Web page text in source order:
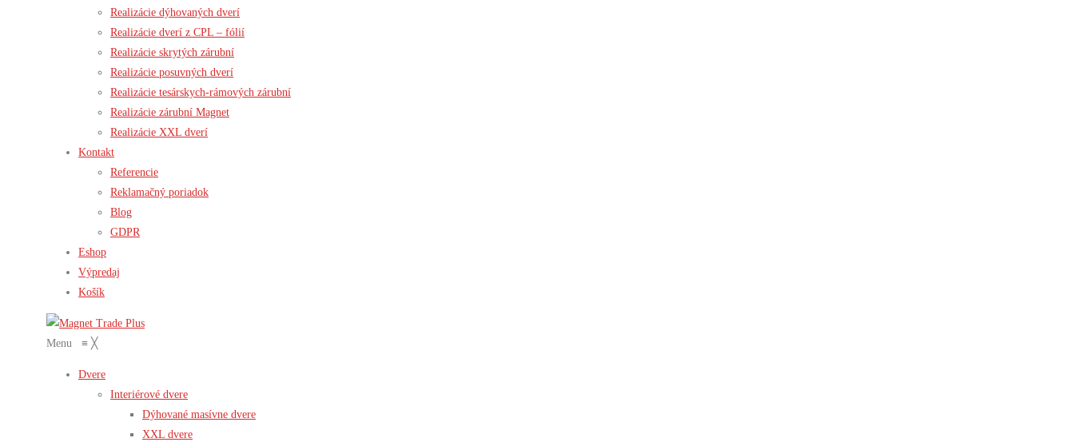
Realizácie dýhovaných dverí
Realizácie dverí z CPL – fólií
Realizácie skrytých zárubní
Realizácie posuvných dverí
Realizácie tesárskych-rámových zárubní
Realizácie zárubní Magnet
Realizácie XXL dverí
Kontakt
Referencie
Reklamačný poriadok
Blog
GDPR
Eshop
Výpredaj
Košík
Menu ≡ ╳
Dvere
Interiérové dvere
Dýhované masívne dvere
XXL dvere